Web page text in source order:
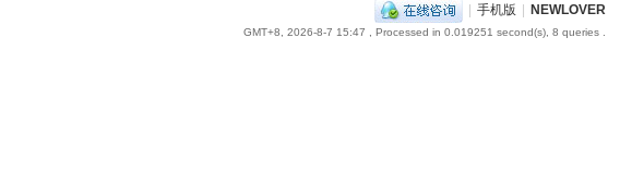
| 手机版 | NEWLOVER
GMT+8, 2026-8-7 15:47 , Processed in 0.019251 second(s), 8 queries .